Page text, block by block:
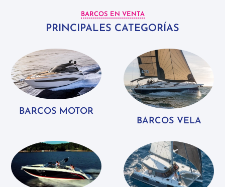
BARCOS EN VENTA
PRINCIPALES CATEGORÍAS
BARCOS MOTOR
BARCOS VELA